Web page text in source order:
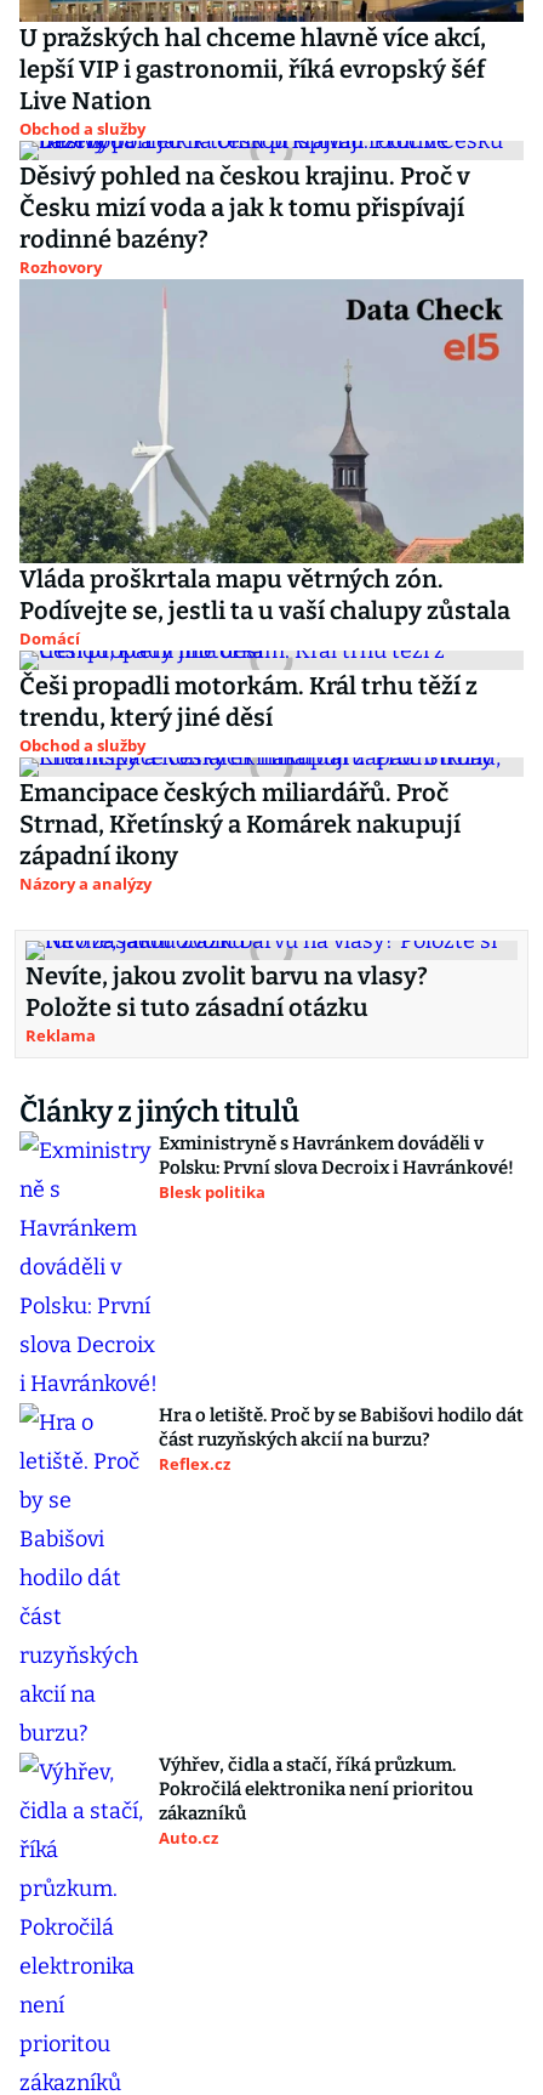
U pražských hal chceme hlavně více akcí,
lepší VIP i gastronomii, říká evropský šéf
Live Nation
Obchod a služby
Děsivý pohled na českou krajinu. Proč v
Česku mizí voda a jak k tomu přispívají
rodinné bazény?
Rozhovory
Vláda proškrtala mapu větrných zón.
Podívejte se, jestli ta u vaší chalupy zůstala
Domácí
Češi propadli motorkám. Král trhu těží z
trendu, který jiné děsí
Obchod a služby
Emancipace českých miliardářů. Proč
Strnad, Křetínský a Komárek nakupují
západní ikony
Názory a analýzy
Nevíte, jakou zvolit barvu na vlasy?
Položte si tuto zásadní otázku
Reklama
Články z jiných titulů
Exministryně s Havránkem dováděli v
Polsku: První slova Decroix i Havránkové!
Blesk politika
Hra o letiště. Proč by se Babišovi hodilo dát
část ruzyňských akcií na burzu?
Reflex.cz
Výhřev, čidla a stačí, říká průzkum.
Pokročilá elektronika není prioritou
zákazníků
Auto.cz